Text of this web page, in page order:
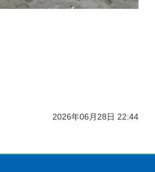
2026年06月28日 22:44